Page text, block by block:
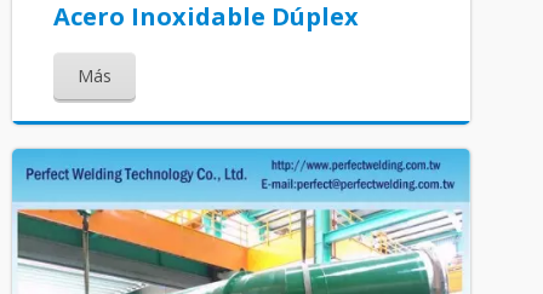
Acero Inoxidable Dúplex
Más